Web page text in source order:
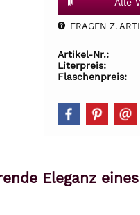
FRAGEN Z.
Artikel-Nr.:
Literpreis:
Flaschenpreis:
Eleganz